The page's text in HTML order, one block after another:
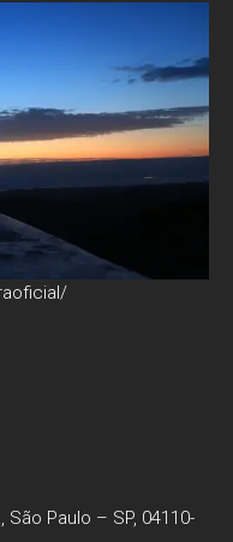
São Paulo – SP, 04110-